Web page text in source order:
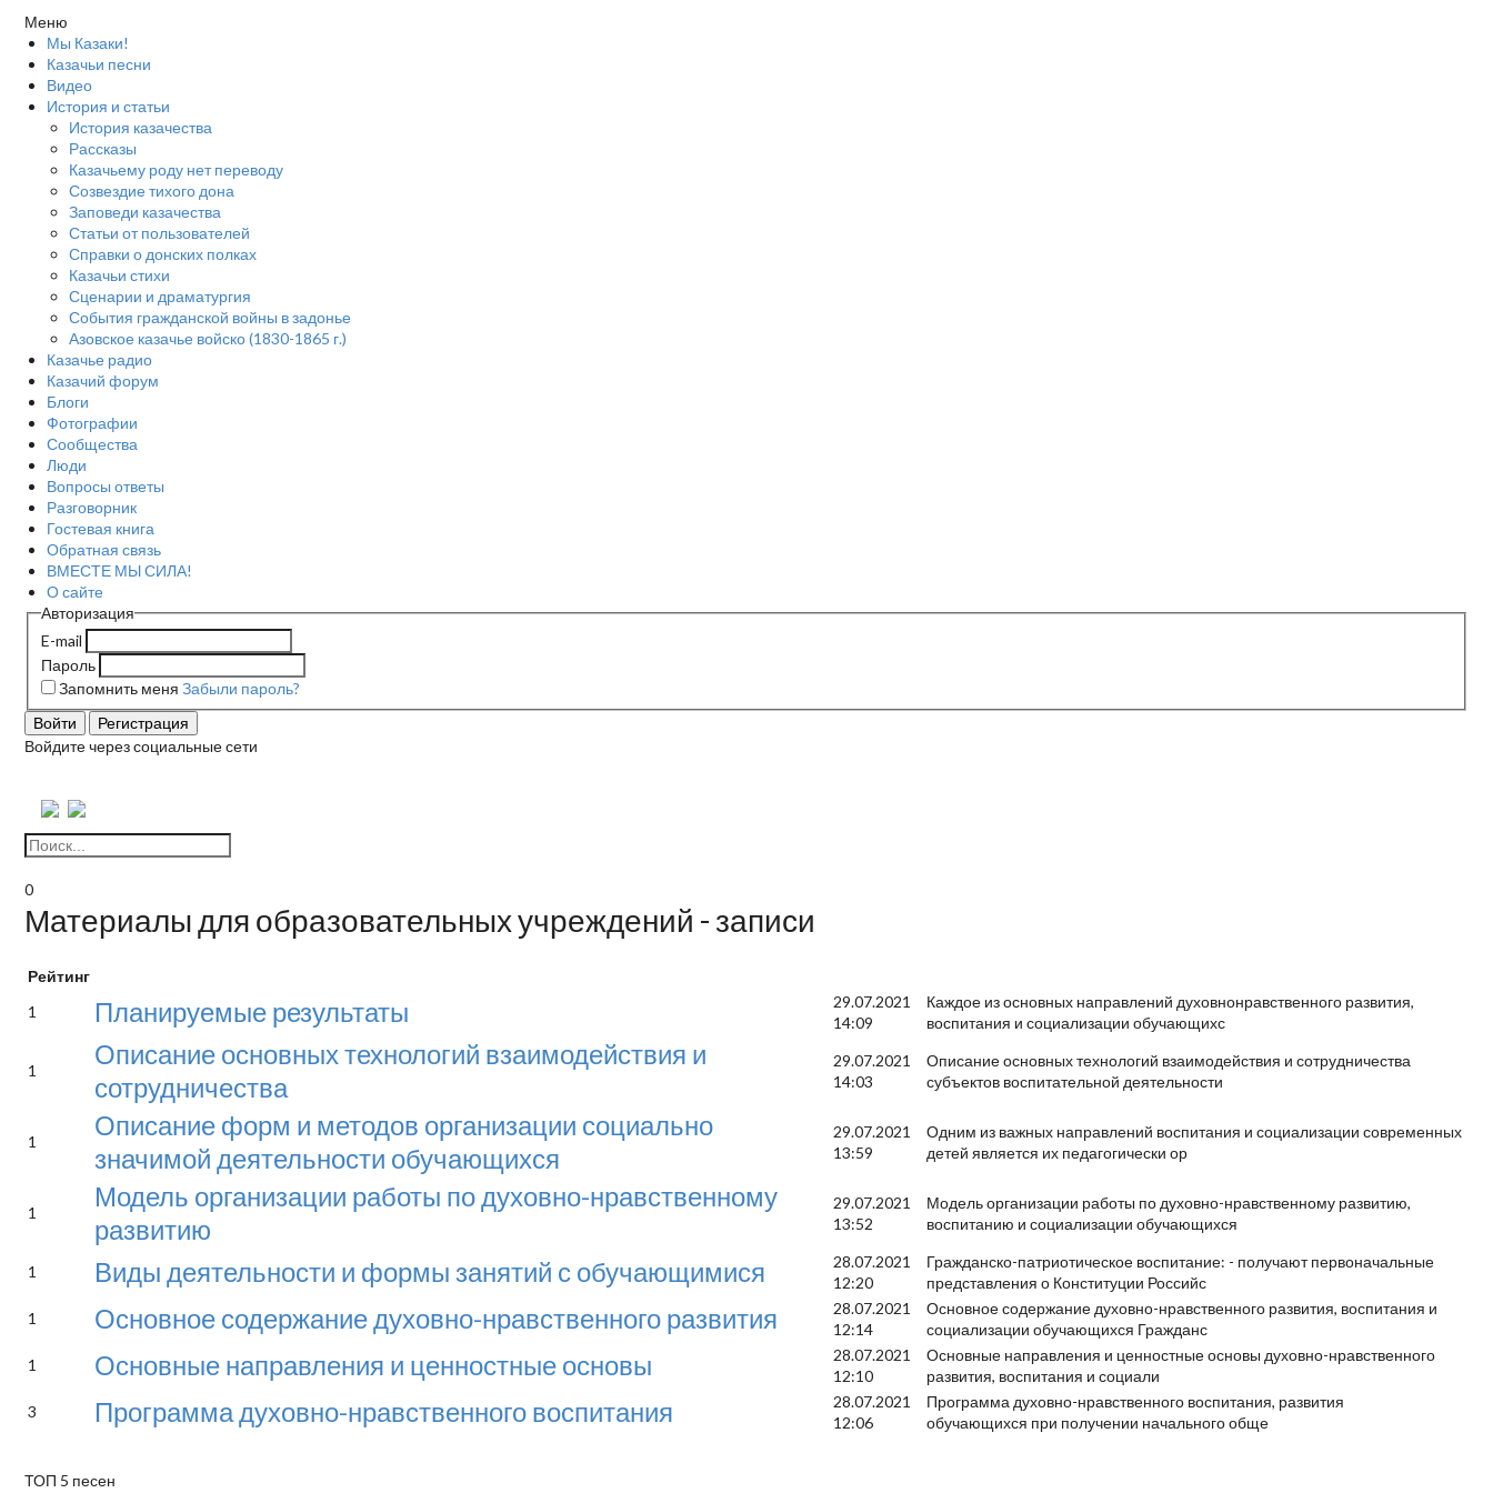
Меню
Мы Казаки!
Казачьи песни
Видео
История и статьи
История казачества
Рассказы
Казачьему роду нет переводу
Созвездие тихого дона
Заповеди казачества
Статьи от пользователей
Справки о донских полках
Казачьи стихи
Сценарии и драматургия
События гражданской войны в задонье
Азовское казачье войско (1830-1865 г.)
Казачье радио
Казачий форум
Блоги
Фотографии
Сообщества
Люди
Вопросы ответы
Разговорник
Гостевая книга
Обратная связь
ВМЕСТЕ МЫ СИЛА!
О сайте
Авторизация
E-mail
Пароль
Запомнить меня Забыли пароль?
Войти Регистрация
Войдите через социальные сети
0
Материалы для образовательных учреждений - записи
Рейтинг
1
Планируемые результаты
29.07.2021
14:09
Каждое из основных направлений духовно­нравственного развития,
воспитания и социализации обучающихс
1
Описание основных технологий взаимодействия и
сотрудничества
29.07.2021
14:03
Описание основных технологий взаимодействия и сотрудничества
субъектов воспитательной деятельности
1
Описание форм и методов организации социально
значимой деятельности обучающихся
29.07.2021
13:59
Одним из важных направлений воспитания и социализации современных
детей является их педагогически ор
1
Модель организации работы по духовно-нравственному
развитию
29.07.2021
13:52
Модель организации работы по духовно-нравственному развитию,
воспитанию и социализации обучающихся
1 Виды деятельности и формы занятий с обучающимися
28.07.2021
12:20
Гражданско-патриотическое воспитание: - получают первоначальные
представления о Конституции Российс
1
Основное содержание духовно-нравственного развития
28.07.2021
12:14
Основное содержание духовно­-нравственного развития, воспитания и
социализации обучающихся Гражданс
1
Основные направления и ценностные основы
28.07.2021
12:10
Основные направления и ценностные основы духовно­-нравственного
развития, воспитания и социали
3
Программа духовно-нравственного воспитания
28.07.2021
12:06
Программа духовно-нравственного воспитания, развития
обучающихся при получении начального обще
ТОП 5 песен